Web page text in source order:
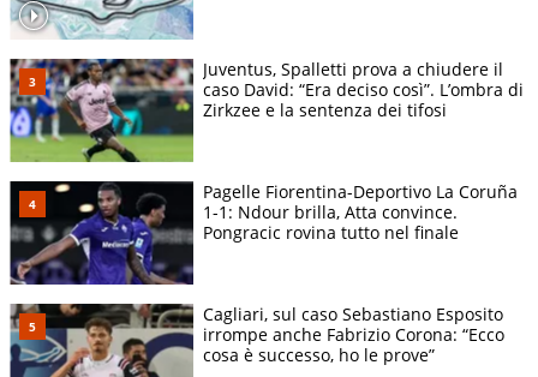
Juventus, Spalletti prova a chiudere il
caso David: “Era deciso così”. L’ombra di
Zirkzee e la sentenza dei tifosi
Pagelle Fiorentina-Deportivo La Coruña
1-1: Ndour brilla, Atta convince.
Pongracic rovina tutto nel finale
Cagliari, sul caso Sebastiano Esposito
irrompe anche Fabrizio Corona: “Ecco
cosa è successo, ho le prove”